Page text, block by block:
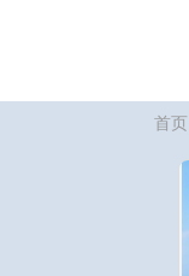
首页